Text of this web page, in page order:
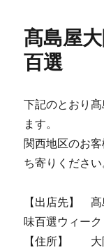
髙島屋
百選
下記のとおり
ます。
関西地区のお
ち寄りください
【出店先】
味百選ウィー
【住所】 大